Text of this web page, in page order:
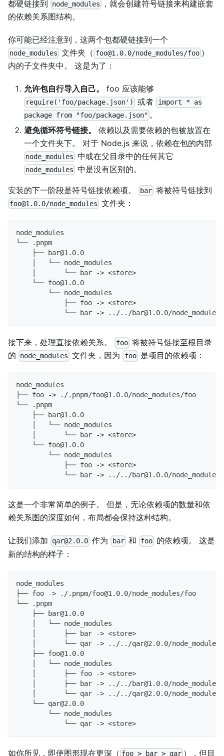
都硬链接到
node_modules
，就会创建符号链接来构建嵌套
的依赖关系图结构。
你可能已经注意到，这两个包都硬链接到一个
node_modules 文件夹（ foo@1.0.0/node_modules/foo）
内的子文件夹中。 这是为了：
允许包自行导入自己。 foo 应该能够
require('foo/package.json') 或者
import * as
package from "foo/package.json" 。
避免循环符号链接。
依赖以及需要依赖的包被放置在
一个文件夹下。 对于 Node.js 来说，依赖在包的内部
node_modules 中或在父目录中的任何其它
node_modules 中是没有区别的。
安装的下一阶段是符号链接依赖项。 bar 将被符号链接到
foo@1.0.0/node_modules 文件夹：
node_modules
└── .pnpm
    ├── bar@1.0.0
    │   └── node_modules
    │       └── bar -> <store>
    └── foo@1.0.0
        └── node_modules
            ├── foo -> <store>
└── bar -> ../../bar@1.0.0/
接下来，处理直接依赖关系。 foo 将被符号链接至根目录
的
node_modules 文件夹，因为 foo是项目的依赖项：
node_modules
├── foo -> ./.pnpm/foo@1.0.0/node_modules/foo
└── .pnpm
    ├── bar@1.0.0
    │   └── node_modules
    │       └── bar -> <store>
    └── foo@1.0.0
        └── node_modules
            ├── foo -> <store>
└── bar -> ../../bar@1.0.0/
这是一个非常简单的例子。 但是，无论依赖项的数量和依
赖关系图的深度如何，布局都会保持这种结构。
让我们添加 qar@2.0.0 作为 bar和 foo 的依赖项。 这是
新的结构的样子：
node_modules
├── foo -> ./.pnpm/foo@1.0.0/node_modules/foo
└── .pnpm
    ├── bar@1.0.0
    │   └── node_modules
    │       ├── bar -> <store>
│       └── qar -> ../../qar@2.0.0/
    ├── foo@1.0.0
    │   └── node_modules
    │       ├── foo -> <store>
│       ├── bar -> ../../bar@1.0.0/
│       └── qar -> ../../qar@2.0.0/
    └── qar@2.0.0
        └── node_modules
            └── qar -> <store>
如你所见，即使图形现在更深（ foo > bar > qar ），但目